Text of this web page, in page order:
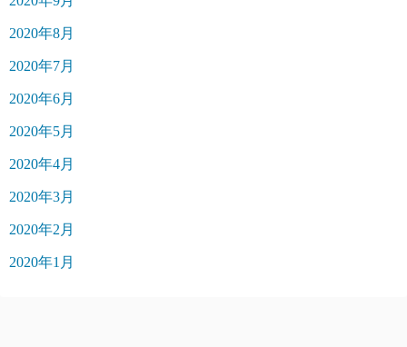
2020年8月
2020年7月
2020年6月
2020年5月
2020年4月
2020年3月
2020年2月
2020年1月